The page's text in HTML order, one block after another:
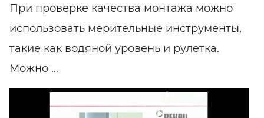
При проверке качества монтажа можно
использовать мерительные инструменты,
такие как водяной уровень и рулетка.
Можно ...